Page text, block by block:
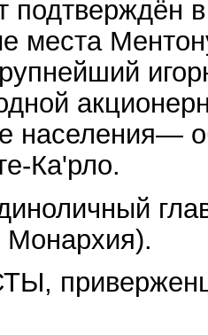
места
населения—
Ка'рло.
Монархия).